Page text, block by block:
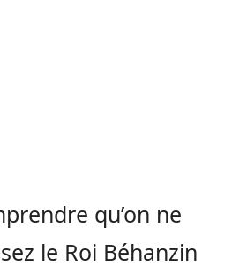
qu’on ne
le Roi Béhanzin